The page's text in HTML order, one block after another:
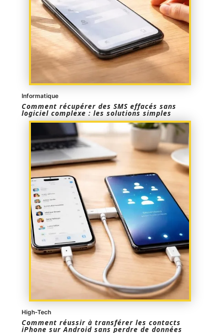
Informatique
Comment récupérer des SMS effacés sans
logiciel complexe : les solutions simples
High-Tech
Comment réussir à transférer les contacts
iPhone sur Android sans perdre de données